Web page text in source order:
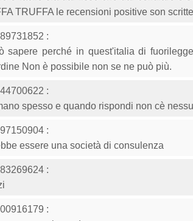
TRUFFA le recensioni positive son
:
sapere perché in quest'italia di
Non è possibile non se ne può più.
:
spesso e quando rispondi non cè
:
essere una società di consulenza
:
: